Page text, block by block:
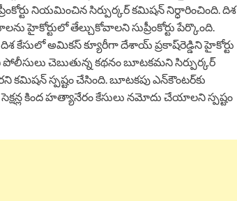
నియమించిన సిర్పుర్కర్‌ కమిషన్‌ నిర్ధారించింది. దిశ
హైకోర్టులో తేల్చుకోవాలని సుప్రీంకోర్టు పేర్కొంది.
దిశ కేసులో అమికస్ క్యూరీగా దేశాయ్ ప్రకాష్‌రెడ్డిని హైకోర్టు
చెబుతున్న కథనం బూటకమని సిర్పుర్కర్‌
స్పష్టం చేసింది. బూటకపు ఎన్‌కౌంటర్‌కు
కింద హత్యానేరం కేసులు నమోదు చేయాలని స్పష్టం